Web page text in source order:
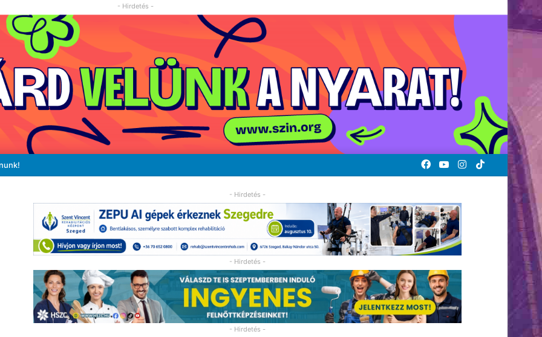
- Hirdetés -
TikTok
Instagram
YouTube
Facebook
- Hirdetés -
- Hirdetés -
- Hirdetés -